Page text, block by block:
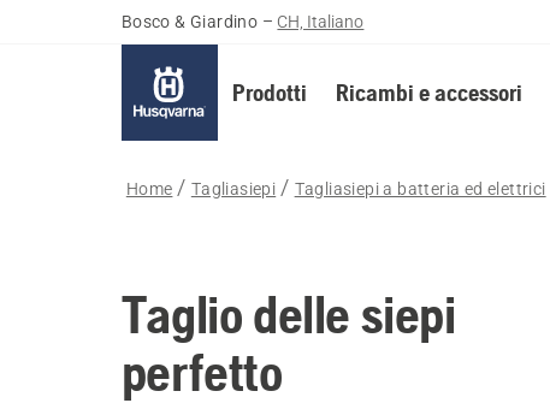
Bosco & Giardino – CH, Italiano
Prodotti Ricambi e accessori
Home Tagliasiepi Tagliasiepi a batteria ed elettrici
Taglio delle siepi
perfetto